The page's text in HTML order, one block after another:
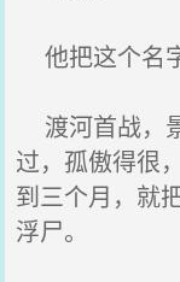
他把这个名
渡河首战，
过，孤傲得很
到三个月，就
浮尸。